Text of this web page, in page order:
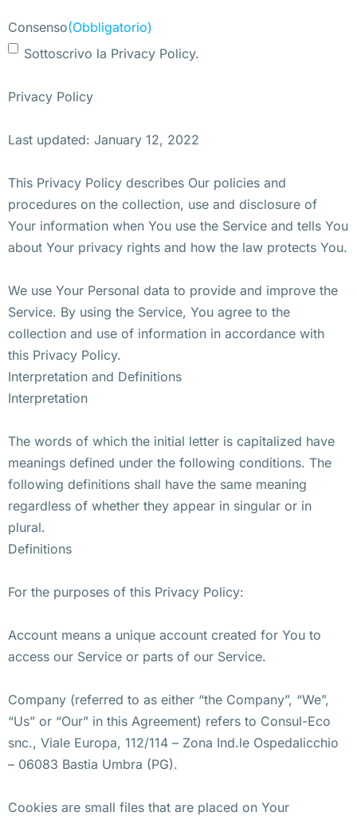
Consenso(Obbligatorio)
Sottoscrivo la Privacy Policy.
Privacy Policy
Last updated: January 12, 2022
This Privacy Policy describes Our policies and
procedures on the collection, use and disclosure of
Your information when You use the Service and tells You
about Your privacy rights and how the law protects You.
We use Your Personal data to provide and improve the
Service. By using the Service, You agree to the
collection and use of information in accordance with
this Privacy Policy.
Interpretation and Definitions
Interpretation
The words of which the initial letter is capitalized have
meanings defined under the following conditions. The
following definitions shall have the same meaning
regardless of whether they appear in singular or in
plural.
Definitions
For the purposes of this Privacy Policy:
Account means a unique account created for You to
access our Service or parts of our Service.
Company (referred to as either “the Company”, “We”,
“Us” or “Our” in this Agreement) refers to Consul-Eco
snc., Viale Europa, 112/114 – Zona Ind.le Ospedalicchio
– 06083 Bastia Umbra (PG).
Cookies are small files that are placed on Your